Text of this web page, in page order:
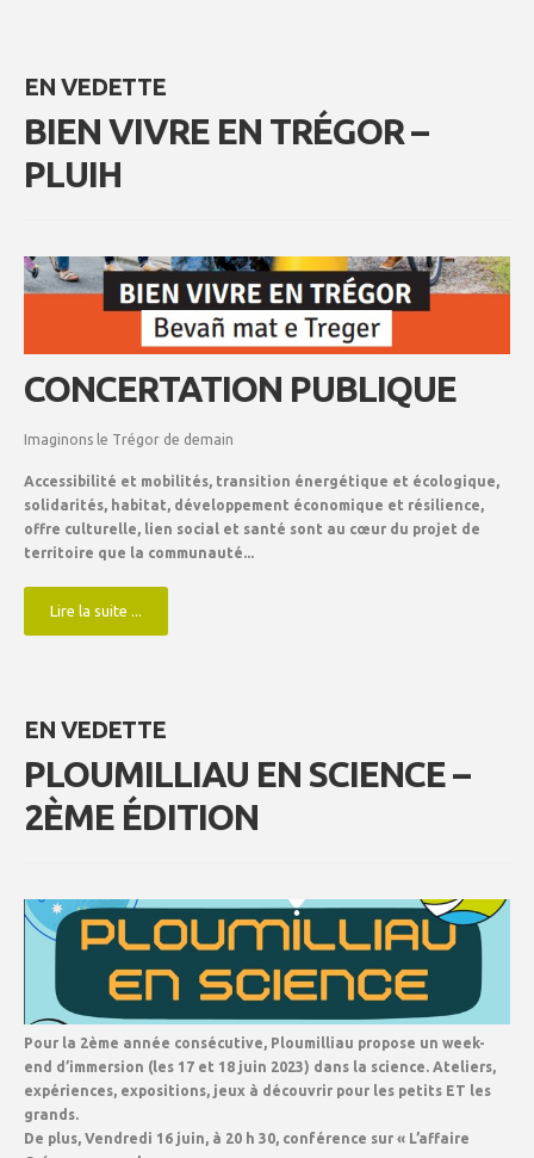
EN VEDETTE
BIEN VIVRE EN TRÉGOR –
PLUIH
CONCERTATION PUBLIQUE
Imaginons le Trégor de demain
Accessibilité et mobilités, transition énergétique et écologique,
solidarités, habitat, développement économique et résilience,
offre culturelle, lien social et santé sont au cœur du projet de
territoire que la communauté...
Lire la suite ...
EN VEDETTE
PLOUMILLIAU EN SCIENCE –
2ÈME ÉDITION
Pour la 2ème année consécutive, Ploumilliau propose un week-
end d’immersion (les 17 et 18 juin 2023) dans la science. Ateliers,
expériences, expositions, jeux à découvrir pour les petits ET les
grands.
De plus, Vendredi 16 juin, à 20 h 30, conférence sur « L’affaire